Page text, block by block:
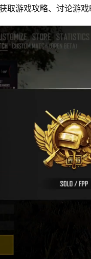
取游戏攻略、讨论游